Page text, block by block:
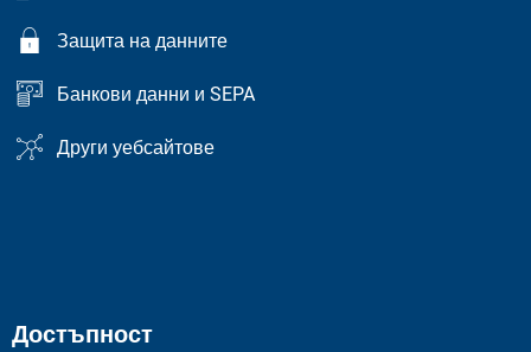
Защита на данните
Банкови данни и SEPA
Други уебсайтове
Достъпност